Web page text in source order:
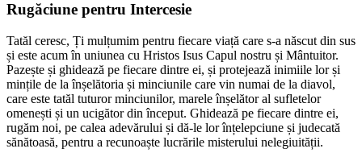
Rugăciune pentru Intercesie
Tatăl ceresc, Ți mulțumim pentru fiecare viață care s-a născut din sus
și este acum în uniunea cu Hristos Isus Capul nostru și Mântuitor.
Pazește și ghidează pe fiecare dintre ei, și protejează inimiile lor și
mințile de la înșelătoria și minciunile care vin numai de la diavol,
care este tatăl tuturor minciunilor, marele înșelător al sufletelor
omenești și un ucigător din început. Ghidează pe fiecare dintre ei,
rugăm noi, pe calea adevărului și dă-le lor înțelepciune și judecată
sănătoasă, pentru a recunoaște lucrările misterului nelegiuității.